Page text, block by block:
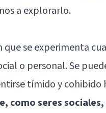
a explorarlo.
que se experimenta
o personal. Se
tímido y
como seres